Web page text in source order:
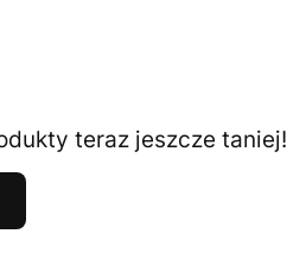
teraz jeszcze taniej!